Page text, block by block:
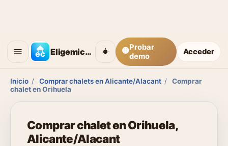
Eligemicasa 🟡Probar
demo
Acceder
Inicio / Comprar chalets en Alicante/Alacant /
Comprar
chalet en Orihuela
Comprar chalet en Orihuela,
Alicante/Alacant